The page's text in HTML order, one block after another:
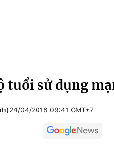
tuổi sử dụng
24/04/2018 09:41 GMT+7